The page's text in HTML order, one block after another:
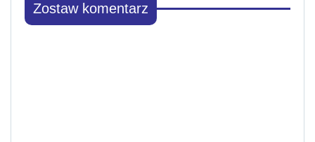
Zostaw komentarz